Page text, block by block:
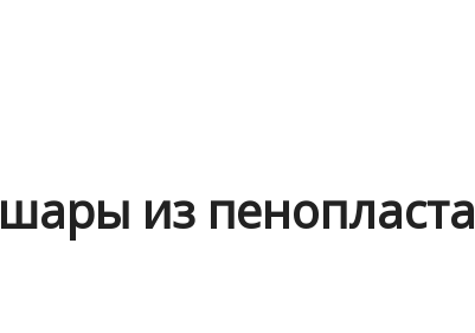
шары из пенопласта